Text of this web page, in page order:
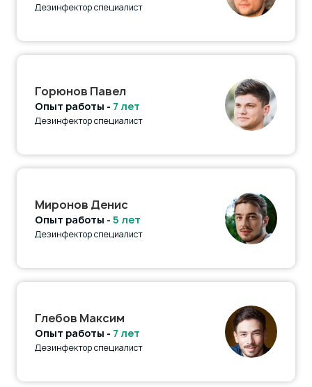
Дезинфектор специалист
Горюнов Павел
Опыт работы - 7 лет
Дезинфектор специалист
Миронов Денис
Опыт работы - 5 лет
Дезинфектор специалист
Глебов Максим
Опыт работы - 7 лет
Дезинфектор специалист